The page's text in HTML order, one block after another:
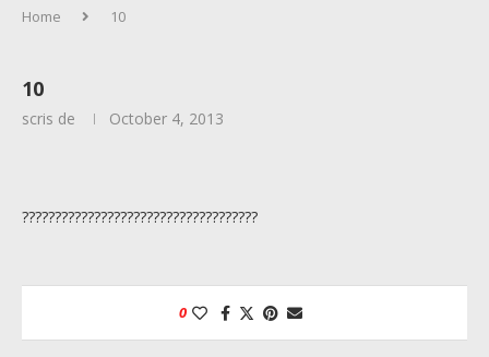
Home 10
10
scris de October 4, 2013
????????????????????????????????????
0